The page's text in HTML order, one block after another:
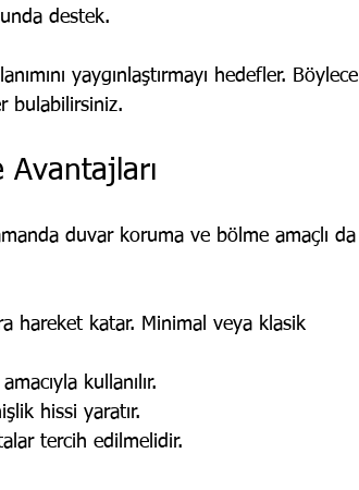
destek.
yaygınlaştırmayı hedefler. Böylece
bulabilirsiniz.
Avantajları
duvar koruma ve bölme amaçlı da
hareket katar. Minimal veya klasik
kullanılır.
hissi yaratır.
tercih edilmelidir.